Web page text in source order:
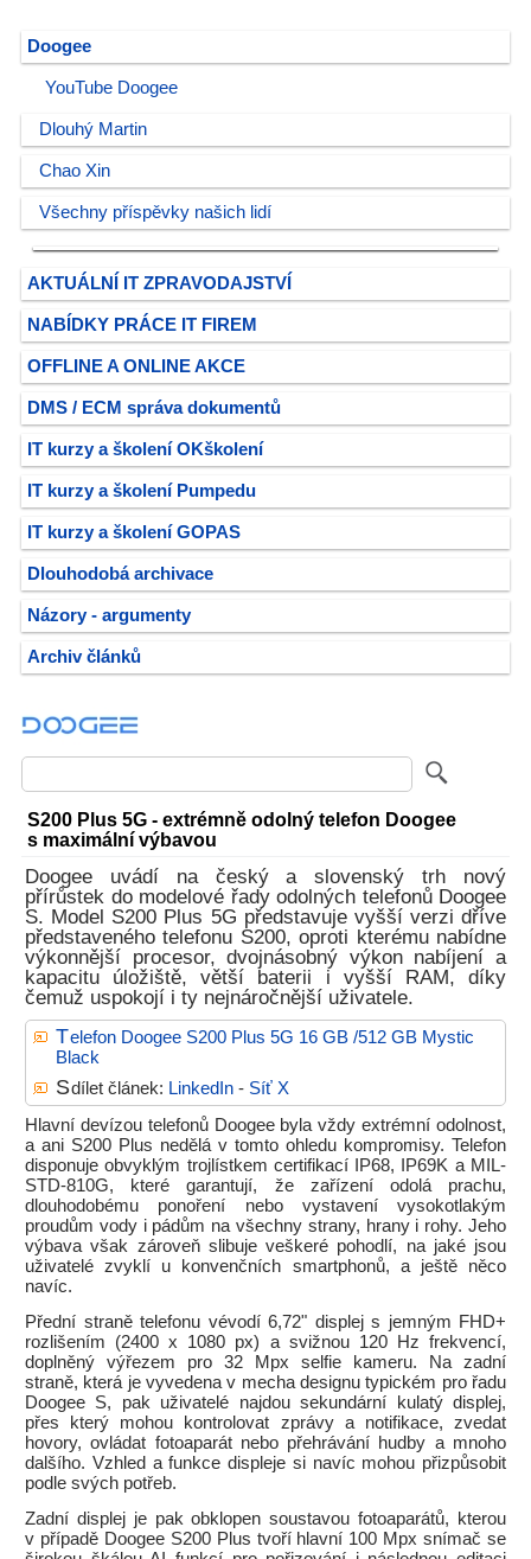
Doogee
YouTube Doogee
Dlouhý Martin
Chao Xin
Všechny příspěvky našich lidí
AKTUÁLNÍ IT ZPRAVODAJSTVÍ
NABÍDKY PRÁCE IT FIREM
OFFLINE A ONLINE AKCE
DMS / ECM správa dokumentů
IT kurzy a školení OKškolení
IT kurzy a školení Pumpedu
IT kurzy a školení GOPAS
Dlouhodobá archivace
Názory - argumenty
Archiv článků
S200 Plus 5G - extrémně odolný telefon Doogee
s maximální výbavou
Doogee uvádí na český a slovenský trh nový
přírůstek do modelové řady odolných telefonů Doogee
S. Model S200 Plus 5G představuje vyšší verzi dříve
představeného telefonu S200, oproti kterému nabídne
výkonnější procesor, dvojnásobný výkon nabíjení a
kapacitu úložiště, větší baterii i vyšší RAM, díky
čemuž uspokojí i ty nejnáročnější uživatele.
Telefon Doogee S200 Plus 5G 16 GB /512 GB Mystic
Black
Sdílet článek: LinkedIn- Síť X
Hlavní devízou telefonů Doogee byla vždy extrémní odolnost,
a ani S200 Plus nedělá v tomto ohledu kompromisy. Telefon
disponuje obvyklým trojlístkem certifikací IP68, IP69K a MIL-
STD-810G, které garantují, že zařízení odolá prachu,
dlouhodobému ponoření nebo vystavení vysokotlakým
proudům vody i pádům na všechny strany, hrany i rohy. Jeho
výbava však zároveň slibuje veškeré pohodlí, na jaké jsou
uživatelé zvyklí u konvenčních smartphonů, a ještě něco
navíc.
Přední straně telefonu vévodí 6,72" displej s jemným FHD+
rozlišením (2400 x 1080 px) a svižnou 120 Hz frekvencí,
doplněný výřezem pro 32 Mpx selfie kameru. Na zadní
straně, která je vyvedena v mecha designu typickém pro řadu
Doogee S, pak uživatelé najdou sekundární kulatý displej,
přes který mohou kontrolovat zprávy a notifikace, zvedat
hovory, ovládat fotoaparát nebo přehrávání hudby a mnoho
dalšího. Vzhled a funkce displeje si navíc mohou přizpůsobit
podle svých potřeb.
Zadní displej je pak obklopen soustavou fotoaparátů, kterou
v případě Doogee S200 Plus tvoří hlavní 100 Mpx snímač se